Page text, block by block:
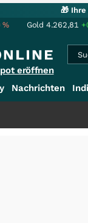
🎁
% Gold 4.262,81
eröffnen
Nachrichten